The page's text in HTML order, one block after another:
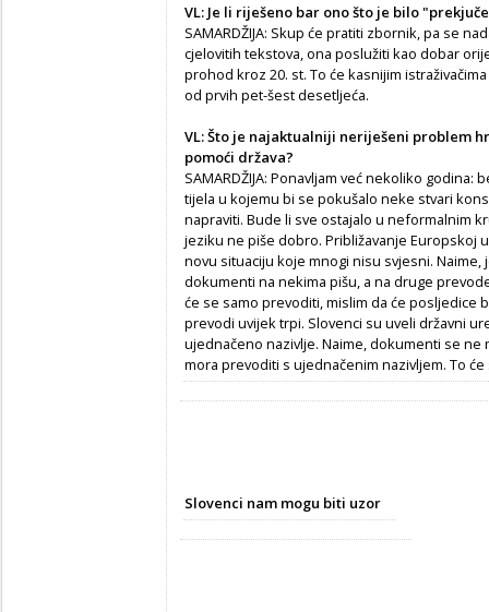
VL: Je li riješeno bar ono što je bilo
SAMARDŽIJA: Skup će pratiti zbornik, pa se
cjelovitih tekstova, ona poslužiti kao dobar
prohod kroz 20. st. To će kasnijim
od prvih pet-šest desetljeća.
VL: Što je najaktualniji neriješeni problem
pomoći država?
SAMARDŽIJA: Ponavljam već nekoliko
tijela u kojemu bi se pokušalo neke stvari
napraviti. Bude li sve ostajalo u neformalnim
jeziku ne piše dobro. Približavanje Europskoj
novu situaciju koje mnogi nisu svjesni. Naime,
dokumenti na nekima pišu, a na druge
će se samo prevoditi, mislim da će posljedice
prevodi uvijek trpi. Slovenci su uveli državni
ujednačeno nazivlje. Naime, dokumenti se
mora prevoditi s ujednačenim nazivljem. To
Slovenci nam mogu biti uzor